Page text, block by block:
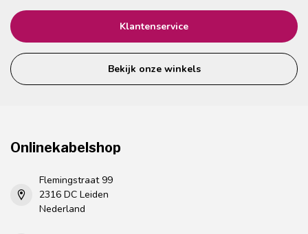
Klantenservice
Bekijk onze winkels
Onlinekabelshop
Flemingstraat 99
2316 DC Leiden
Nederland